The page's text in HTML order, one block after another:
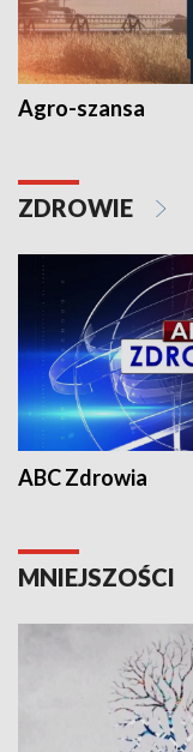
Agro-szansa
ZDROWIE
ABC Zdrowia
MNIEJSZOŚCI